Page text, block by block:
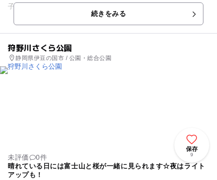
子さんはベテランインストラクターと一緒に、高度400mの高
続きをみる
狩野川さくら公園
静岡県伊豆の国市 / 公園・総合公園
保存
9
未評価
0件
晴れている日には富士山と桜が一緒に見られます☆夜はライト
アップも！